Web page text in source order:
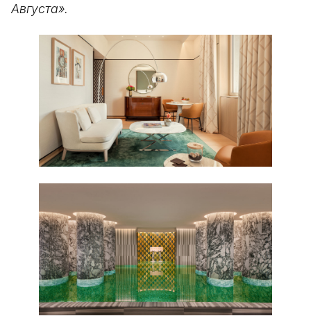
Августа».